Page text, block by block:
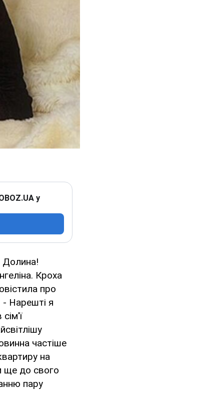
у
Долина!
Кроха
про
- Нарешті я
частіше
на
ще до свого
пару